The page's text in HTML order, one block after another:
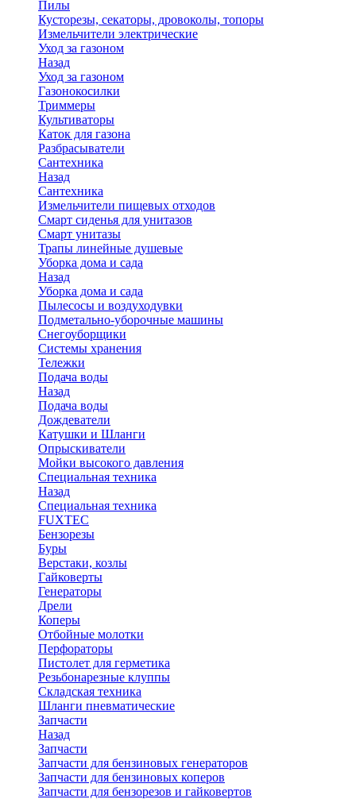
Пилы
Кусторезы, секаторы, дровоколы, топоры
Измельчители электрические
Уход за газоном
Назад
Уход за газоном
Газонокосилки
Триммеры
Культиваторы
Каток для газона
Разбрасыватели
Сантехника
Назад
Сантехника
Измельчители пищевых отходов
Смарт сиденья для унитазов
Смарт унитазы
Трапы линейные душевые
Уборка дома и сада
Назад
Уборка дома и сада
Пылесосы и воздуходувки
Подметально-уборочные машины
Снегоуборщики
Системы хранения
Тележки
Подача воды
Назад
Подача воды
Дождеватели
Катушки и Шланги
Опрыскиватели
Мойки высокого давления
Специальная техника
Назад
Специальная техника
FUXTEC
Бензорезы
Буры
Верстаки, козлы
Гайковерты
Генераторы
Дрели
Коперы
Отбойные молотки
Перфораторы
Пистолет для герметика
Резьбонарезные клуппы
Складская техника
Шланги пневматические
Запчасти
Назад
Запчасти
Запчасти для бензиновых генераторов
Запчасти для бензиновых коперов
Запчасти для бензорезов и гайковертов